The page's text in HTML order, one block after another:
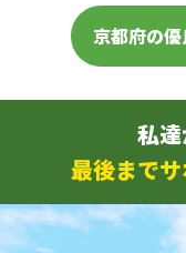
京都府の
私
最後まで